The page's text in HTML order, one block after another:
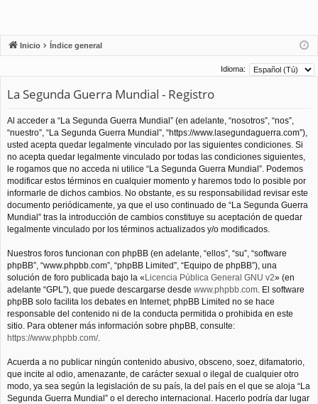
Inicio Índice general
Idioma:
La Segunda Guerra Mundial - Registro
Al acceder a “La Segunda Guerra Mundial” (en adelante, “nosotros”, “nos”,
“nuestro”, “La Segunda Guerra Mundial”, “https://www.lasegundaguerra.com”),
usted acepta quedar legalmente vinculado por las siguientes condiciones. Si
no acepta quedar legalmente vinculado por todas las condiciones siguientes,
le rogamos que no acceda ni utilice “La Segunda Guerra Mundial”. Podemos
modificar estos términos en cualquier momento y haremos todo lo posible por
informarle de dichos cambios. No obstante, es su responsabilidad revisar este
documento periódicamente, ya que el uso continuado de “La Segunda Guerra
Mundial” tras la introducción de cambios constituye su aceptación de quedar
legalmente vinculado por los términos actualizados y/o modificados.
Nuestros foros funcionan con phpBB (en adelante, “ellos”, “su”, “software
phpBB”, “www.phpbb.com”, “phpBB Limited”, “Equipo de phpBB”), una
solución de foro publicada bajo la «Licencia Pública General GNU v2» (en
adelante “GPL”), que puede descargarse desde www.phpbb.com. El software
phpBB solo facilita los debates en Internet; phpBB Limited no se hace
responsable del contenido ni de la conducta permitida o prohibida en este
sitio. Para obtener más información sobre phpBB, consulte:
https://www.phpbb.com/.
Acuerda a no publicar ningún contenido abusivo, obsceno, soez, difamatorio,
que incite al odio, amenazante, de carácter sexual o ilegal de cualquier otro
modo, ya sea según la legislación de su país, la del país en el que se aloja “La
Segunda Guerra Mundial” o el derecho internacional. Hacerlo podría dar lugar